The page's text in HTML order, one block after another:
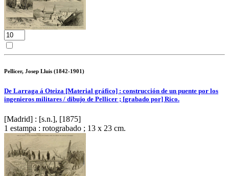
Pellicer, Josep Lluis (1842-1901)
De Larraga á Oteiza [Material gráfico] : construcción de un puente por los
ingenieros militares / dibujo de Pellicer ; [grabado por] Rico.
[Madrid] : [s.n.], [1875]
1 estampa : rotograbado ; 13 x 23 cm.